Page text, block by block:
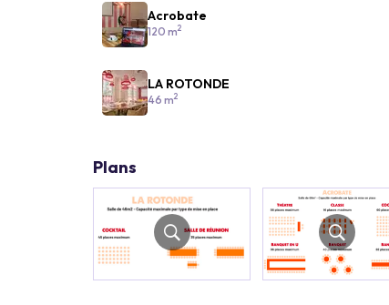
Acrobate
120 m2
LA ROTONDE
46 m2
Plans